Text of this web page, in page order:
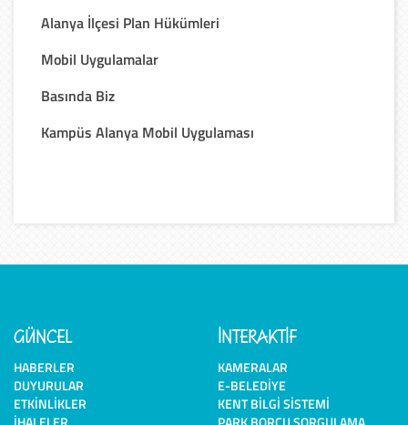
Alanya İlçesi Plan Hükümleri
Mobil Uygulamalar
Basında Biz
Kampüs Alanya Mobil Uygulaması
GÜNCEL
HABERLER
DUYURULAR
ETKINLIKLER
İNTERAKTİF
KAMERALAR
E-BELEDIYE
KENT BILGI SISTEMI